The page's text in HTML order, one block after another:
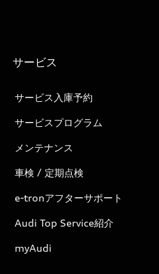
サービス
サービス入庫予約
サービスプログラム
メンテナンス
車検 / 定期点検
e-tronアフターサポート
Audi Top Service紹介
myAudi